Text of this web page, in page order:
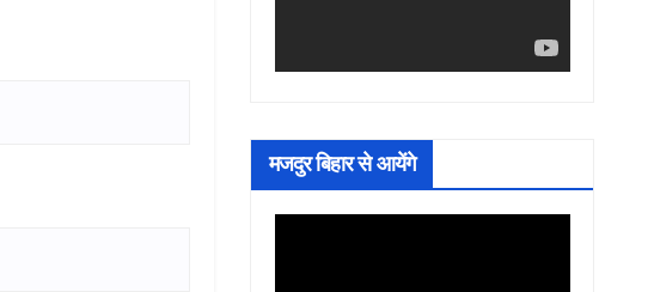
मजदुर बिहार से आयेंगे